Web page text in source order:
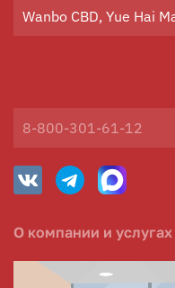
Wanbo CBD, Yue Hai
8-800-301-61-12
О компании и услугах